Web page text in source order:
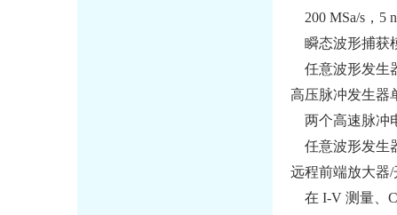
200 MSa/s，5
瞬态波形捕获
任意波形发生
高压脉冲发生器
两个高速脉冲
任意波形发生
远程前端放大器/
在 I-V 测量、